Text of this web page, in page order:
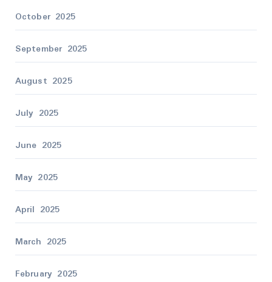
October 2025
September 2025
August 2025
July 2025
June 2025
May 2025
April 2025
March 2025
February 2025